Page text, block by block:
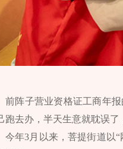
前阵子营业资格证工商年
跑去办，半天生意就耽误
今年3月以来，菩提街道以